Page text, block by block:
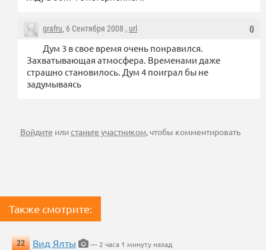
0
grafru, 6 Сентября 2008 , url
Дум 3 в свое время очень понравился.
Захватывающая атмосфера. Временами даже
страшно становилось. Дум 4 поиграл бы не
задумываясь
Войдите илистаньте участником, чтобы комментировать
Также смотрите:
22 Вид Ялты
— 2 часа 1 минуту назад